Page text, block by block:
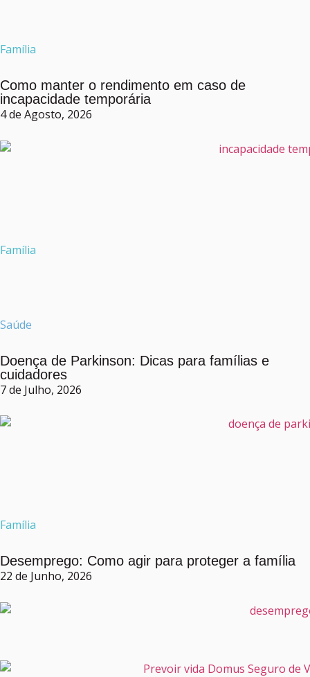
Família
Como manter o rendimento em caso de
incapacidade temporária
4 de Agosto, 2026
Família
Saúde
Doença de Parkinson: Dicas para famílias e
cuidadores
7 de Julho, 2026
Família
Desemprego: Como agir para proteger a família
22 de Junho, 2026